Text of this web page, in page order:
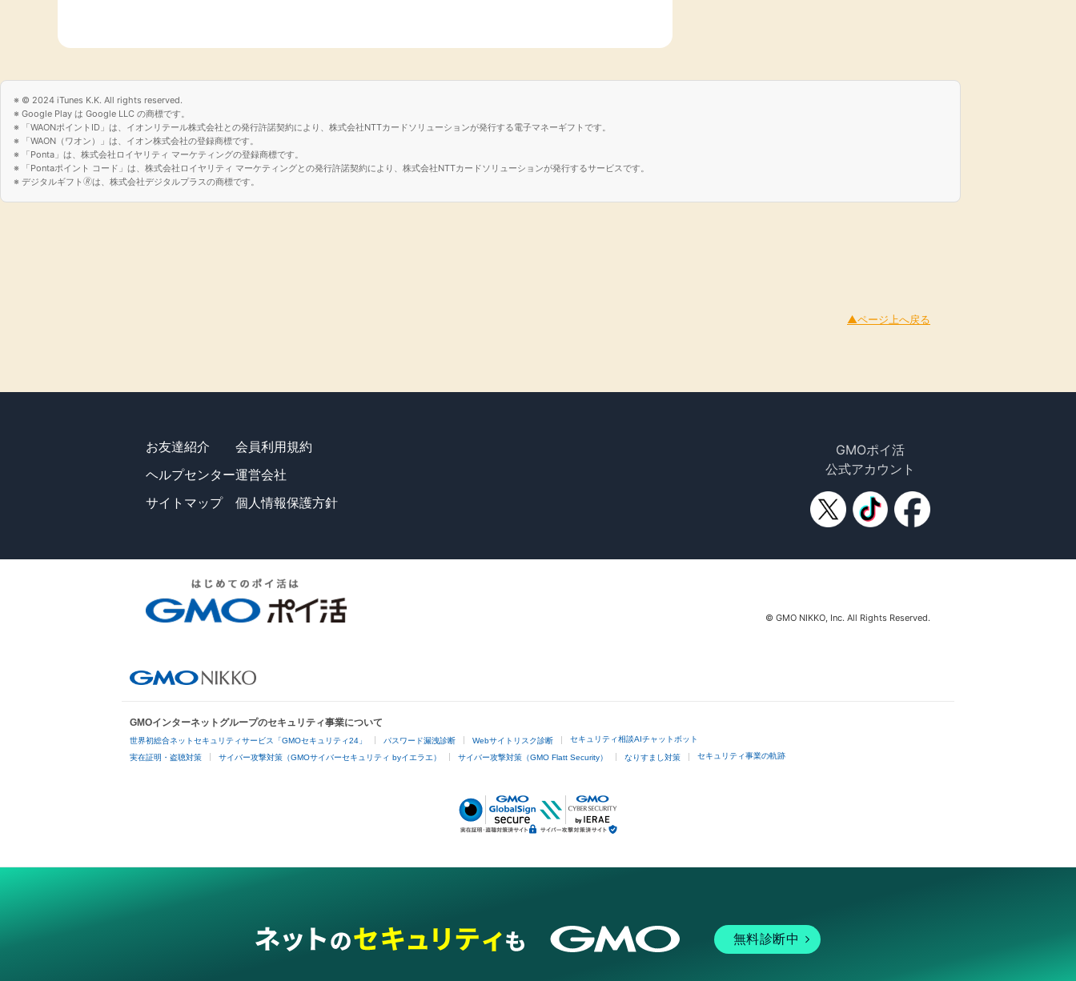
© 2024 iTunes K.K. All rights reserved.
Google Play は Google LLC の商標です。
「WAONポイントID」は、イオンリテール株式会社との発行許諾契約により、株式会社NTTカードソリューションが発行する電子マネーギフトです。
「WAON（ワオン）」は、イオン株式会社の登録商標です。
「Ponta」は、株式会社ロイヤリティ マーケティングの登録商標です。
「Pontaポイント コード」は、株式会社ロイヤリティ マーケティングとの発行許諾契約により、株式会社NTTカードソリューションが発行するサービスです。
デジタルギフト🄬は、株式会社デジタルプラスの商標です。
▲ページ上へ戻る
お友達紹介
ヘルプセンター
サイトマップ
会員利用規約
運営会社
個人情報保護方針
GMOポイ活
公式アカウント
© GMO NIKKO, Inc. All Rights Reserved.
GMOインターネットグループのセキュリティ事業について
世界初総合ネットセキュリティサービス「GMOセキュリティ24」 パスワード漏洩診断 Webサイトリスク診断 セキュリティ相談AIチャットボット
実在証明・盗聴対策 サイバー攻撃対策（GMOサイバーセキュリティ byイエラエ） サイバー攻撃対策（GMO Flatt Security） なりすまし対策 セキュリティ事業の軌跡
無料診断中